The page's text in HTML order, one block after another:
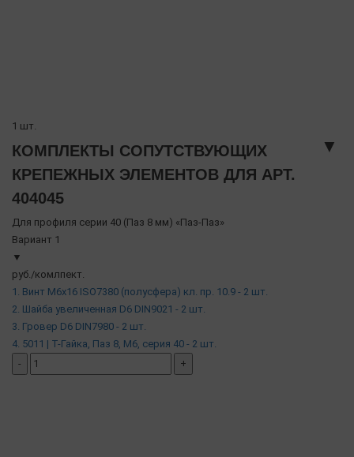
1 шт.
КОМПЛЕКТЫ СОПУТСТВУЮЩИХ
КРЕПЕЖНЫХ ЭЛЕМЕНТОВ ДЛЯ АРТ.
404045
▼
Для профиля серии 40 (Паз 8 мм) «Паз-Паз»
Вариант 1
▼
руб./комлпект.
1. Винт М6х16 ISO7380 (полусфера) кл. пр. 10.9 - 2 шт.
2. Шайба увеличенная D6 DIN9021 - 2 шт.
3. Гровер D6 DIN7980 - 2 шт.
4. 5011 | Т-Гайка, Паз 8, М6, серия 40 - 2 шт.
-
+